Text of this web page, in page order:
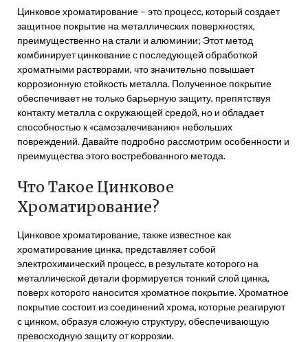
Цинковое хроматирование – это процесс, который создает
защитное покрытие на металлических поверхностях,
преимущественно на стали и алюминии; Этот метод
комбинирует цинкование с последующей обработкой
хроматными растворами, что значительно повышает
коррозионную стойкость металла. Полученное покрытие
обеспечивает не только барьерную защиту, препятствуя
контакту металла с окружающей средой, но и обладает
способностью к «самозалечиванию» небольших
повреждений. Давайте подробно рассмотрим особенности и
преимущества этого востребованного метода.
Что Такое Цинковое
Хроматирование?
Цинковое хроматирование, также известное как
хроматирование цинка, представляет собой
электрохимический процесс, в результате которого на
металлической детали формируется тонкий слой цинка,
поверх которого наносится хроматное покрытие. Хроматное
покрытие состоит из соединений хрома, которые реагируют
с цинком, образуя сложную структуру, обеспечивающую
превосходную защиту от коррозии.